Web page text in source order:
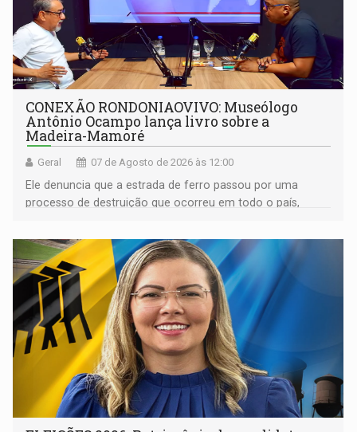
CONEXÃO RONDONIAOVIVO: Museólogo
Antônio Ocampo lança livro sobre a
Madeira-Mamoré
Geral 07 de Agosto de 2026 às 12:00
Ele denuncia que a estrada de ferro passou por uma
processo de destruição que ocorreu em todo o país,